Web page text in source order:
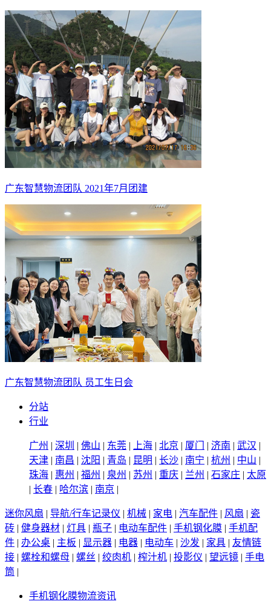
广东智慧物流团队 2021年7月团建
广东智慧物流团队 员工生日会
分站
行业
广州 | 深圳 | 佛山 | 东莞 | 上海 | 北京 | 厦门 | 济南 | 武汉 |
天津 | 南昌 | 沈阳 | 青岛 | 昆明 | 长沙 | 南宁 | 杭州 | 中山 |
珠海 | 惠州 | 福州 | 泉州 | 苏州 | 重庆 | 兰州 | 石家庄 | 太原
| 长春 | 哈尔滨 | 南京 |
迷你风扇 | 导航/行车记录仪 | 机械 | 家电 | 汽车配件 | 风扇 | 瓷
砖 | 健身器材 | 灯具 | 瓶子 | 电动车配件 | 手机钢化膜 | 手机配
件 | 办公桌 | 主板 | 显示器 | 电器 | 电动车 | 沙发 | 家具 | 友情链
接 | 螺栓和螺母 | 螺丝 | 绞肉机 | 榨汁机 | 投影仪 | 望远镜 | 手电
筒 |
手机钢化膜物流资讯